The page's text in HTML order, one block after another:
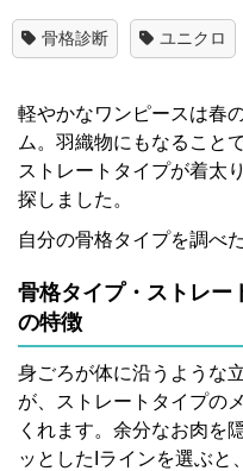
骨格診断 ユニクロ
軽やかなワンピースは春
ム。羽織物にもなること
ストレートタイプが着太
探しました。
自分の骨格タイプを調べ
骨格タイプ・ストレー
の特徴
身ごろが体に沿うような
が、ストレートタイプの
くれます。余分なお肉を
ッとしたIラインを選ぶと